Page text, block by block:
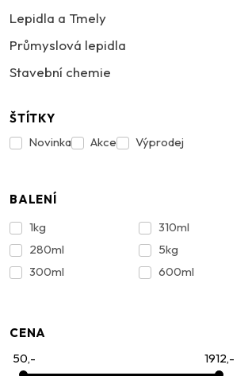
Lepidla a Tmely
Průmyslová lepidla
Stavební chemie
ŠTÍTKY
Novinka
Akce Výprodej
BALENÍ
1kg
280ml
300ml
310ml
5kg
600ml
CENA
50,-
1912,-